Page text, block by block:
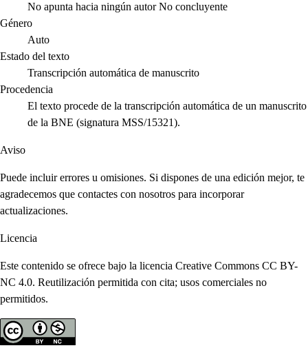
No apunta hacia ningún autor No concluyente
Género
Auto
Estado del texto
Transcripción automática de manuscrito
Procedencia
El texto procede de la transcripción automática de un manuscrito
de la BNE (signatura MSS/15321).
Aviso
Puede incluir errores u omisiones. Si dispones de una edición mejor, te
agradecemos que contactes con nosotros para incorporar
actualizaciones.
Licencia
Este contenido se ofrece bajo la licencia Creative Commons CC BY-
NC 4.0. Reutilización permitida con cita; usos comerciales no
permitidos.